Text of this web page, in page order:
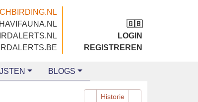
🇬🇧
LOGIN
REGISTREREN
BLOGS
Historie